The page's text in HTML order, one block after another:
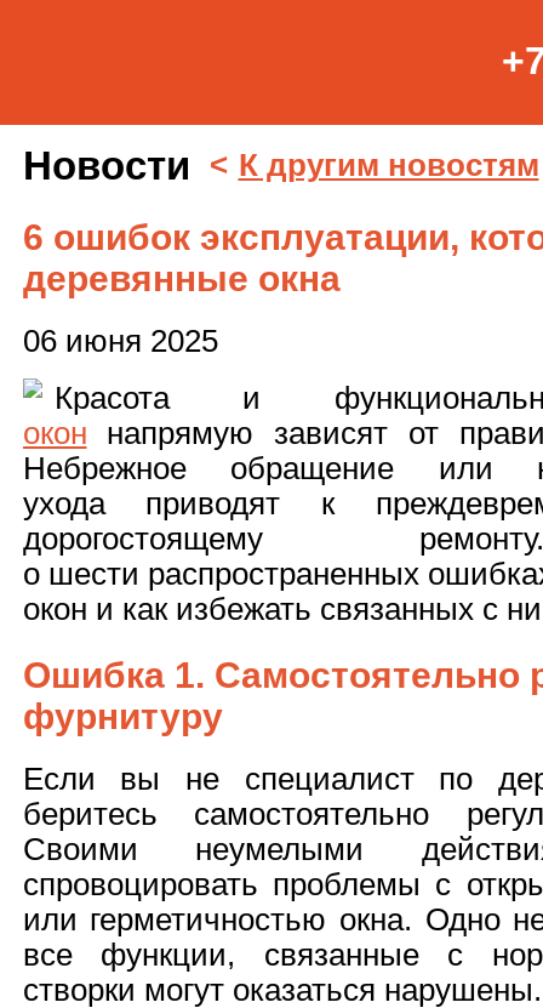
Новости < К другим новостям
6 ошибок эксплуатации,
деревянные окна
06 июня 2025
Красота и
окон напрямую зависят от
Небрежное обращение или
ухода приводят к
дорогостоящему
о шести распространенных
окон и как избежать связанных с
Ошибка 1. Самостоятельно
фурнитуру
Если вы не специалист по
беритесь самостоятельно
Своими неумелыми
спровоцировать проблемы с
или герметичностью окна. Одно
все функции, связанные с
створки могут оказаться нарушены.